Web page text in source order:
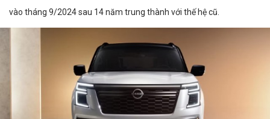
vào tháng 9/2024 sau 14 năm trung thành với thế hệ cũ.